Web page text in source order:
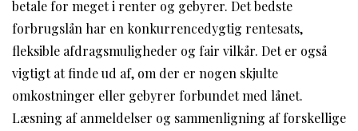
betale for meget i renter og gebyrer. Det bedste
forbrugslån har en konkurrencedygtig rentesats,
fleksible afdragsmuligheder og fair vilkår. Det er også
vigtigt at finde ud af, om der er nogen skjulte
omkostninger eller gebyrer forbundet med lånet.
Læsning af anmeldelser og sammenligning af forskellige